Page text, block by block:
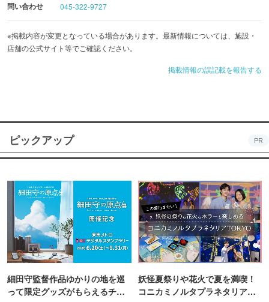
問い合わせ 045-322-9727
※掲載内容が変更となっている場合があります。最新情報については、施設・
店舗の公式サイト等でご確認ください。
掲載情報の誤記載を報告する
ピックアップ PR
細田守監督作品ゆかりの地を巡
って限定グッズがもらえるチャ
妖怪夏祭りや花火で夏を満喫！
コニカミノルタプラネタリア